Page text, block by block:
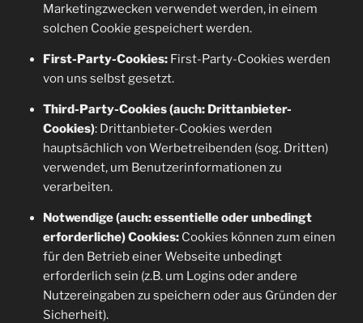
Marketingzwecken verwendet werden, in einem
solchen Cookie gespeichert werden.
First-Party-Cookies:First-Party-Cookies werden
von uns selbst gesetzt.
Third-Party-Cookies (auch: Drittanbieter-
Cookies): Drittanbieter-Cookies werden
hauptsächlich von Werbetreibenden (sog. Dritten)
verwendet, um Benutzerinformationen zu
verarbeiten.
Notwendige (auch: essentielle oder unbedingt
erforderliche) Cookies:Cookies können zum einen
für den Betrieb einer Webseite unbedingt
erforderlich sein (z.B. um Logins oder andere
Nutzereingaben zu speichern oder aus Gründen der
Sicherheit).